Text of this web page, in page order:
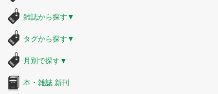
雑誌から探す ▼
タグから探す ▼
月別で探す ▼
本・雑誌 新刊